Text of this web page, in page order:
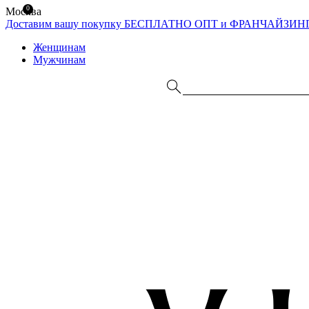
Москва
Доставим вашу покупку БЕСПЛАТНО ОПТ и
Женщинам
Мужчинам
0